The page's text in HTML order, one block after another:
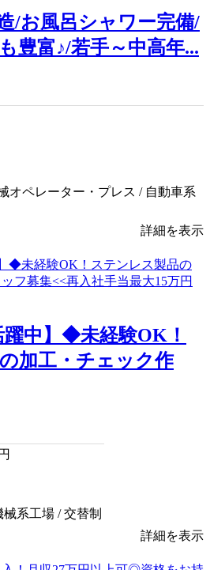
/お風呂シャワー完備/
豊富♪/若手～中高年...
オペレーター・プレス / 自動車系
詳細を表示
躍中】◆未経験OK！
加工・チェック作
円
系工場 / 交替制
詳細を表示